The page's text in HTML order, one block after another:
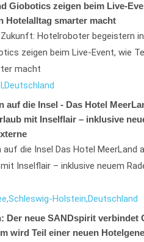
Giobotics zeigen beim Live-
Hotelalltag smarter macht
Hotelroboter begeistern
zeigen beim Live-Event, wie
macht
Deutschland
auf die Insel - Das Hotel
mit Inselflair – inklusive
auf die Insel Das Hotel MeerLand
Inselflair – inklusive neuem
Schleswig-Holstein,Deutschland
Der neue SANDspirit verbindet
wird Teil einer neuen